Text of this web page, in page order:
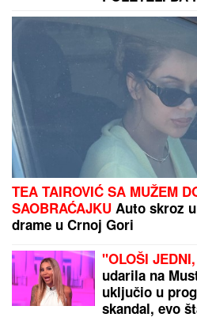
Pili smo pivo
priznanje